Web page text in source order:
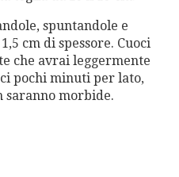
spuntandole e
cm di spessore. Cuoci
che avrai leggermente
pochi minuti per lato,
saranno morbide.